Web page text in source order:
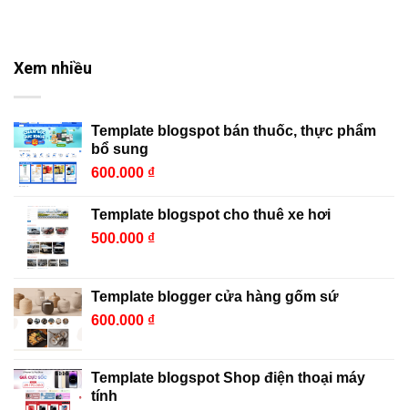
Xem nhiều
Template blogspot bán thuốc, thực phẩm
bổ sung
600.000 ₫
Template blogspot cho thuê xe hơi
500.000 ₫
Template blogger cửa hàng gốm sứ
600.000 ₫
Template blogspot Shop điện thoại máy
tính